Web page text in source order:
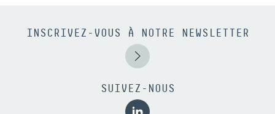
INSCRIVEZ-VOUS À NOTRE NEWSLETTER
SUIVEZ-NOUS